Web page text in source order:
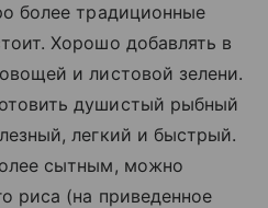
более традиционные
Хорошо добавлять в
и листовой зелени.
душистый рыбный
легкий и быстрый.
сытным, можно
риса (на приведенное